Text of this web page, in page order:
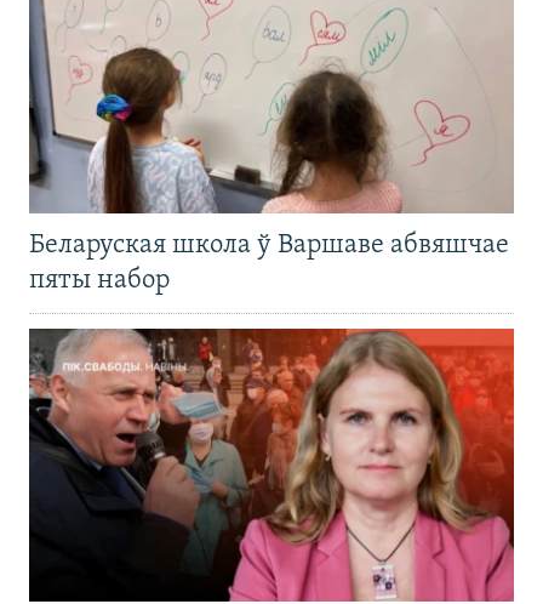
Беларуская школа ў Варшаве абвяшчае
пяты набор